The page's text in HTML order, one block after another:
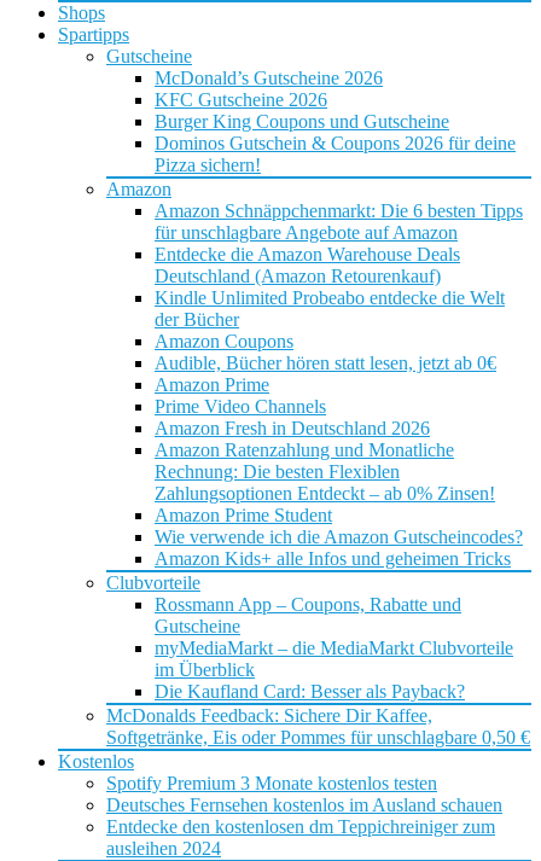
Shops
Spartipps
Gutscheine
McDonald’s Gutscheine 2026
KFC Gutscheine 2026
Burger King Coupons und Gutscheine
Dominos Gutschein & Coupons 2026 für deine
Pizza sichern!
Amazon
Amazon Schnäppchenmarkt: Die 6 besten Tipps
für unschlagbare Angebote auf Amazon
Entdecke die Amazon Warehouse Deals
Deutschland (Amazon Retourenkauf)
Kindle Unlimited Probeabo entdecke die Welt
der Bücher
Amazon Coupons
Audible, Bücher hören statt lesen, jetzt ab 0€
Amazon Prime
Prime Video Channels
Amazon Fresh in Deutschland 2026
Amazon Ratenzahlung und Monatliche
Rechnung: Die besten Flexiblen
Zahlungsoptionen Entdeckt – ab 0% Zinsen!
Amazon Prime Student
Wie verwende ich die Amazon Gutscheincodes?
Amazon Kids+ alle Infos und geheimen Tricks
Clubvorteile
Rossmann App – Coupons, Rabatte und
Gutscheine
myMediaMarkt – die MediaMarkt Clubvorteile
im Überblick
Die Kaufland Card: Besser als Payback?
McDonalds Feedback: Sichere Dir Kaffee,
Softgetränke, Eis oder Pommes für unschlagbare 0,50 €
Kostenlos
Spotify Premium 3 Monate kostenlos testen
Deutsches Fernsehen kostenlos im Ausland schauen
Entdecke den kostenlosen dm Teppichreiniger zum
ausleihen 2024